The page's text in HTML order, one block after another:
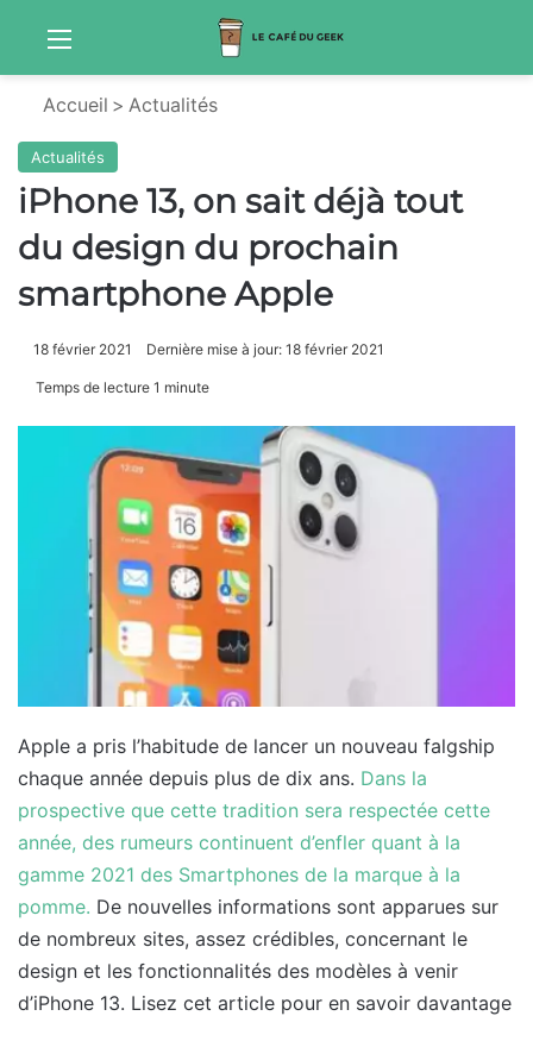
Menu
Accueil > Actualités
Actualités
iPhone 13, on sait déjà tout
du design du prochain
smartphone Apple
18 février 2021 Dernière mise à jour: 18 février 2021
Temps de lecture 1 minute
Apple a pris l’habitude de lancer un nouveau falgship
chaque année depuis plus de dix ans. Dans la
prospective que cette tradition sera respectée cette
année, des rumeurs continuent d’enfler quant à la
gamme 2021 des Smartphones de la marque à la
pomme. De nouvelles informations sont apparues sur
de nombreux sites, assez crédibles, concernant le
design et les fonctionnalités des modèles à venir
d’iPhone 13. Lisez cet article pour en savoir davantage